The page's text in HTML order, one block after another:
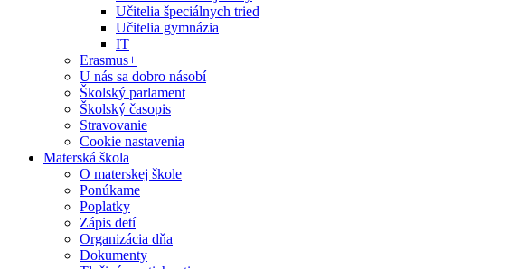
Učitelia špeciálnych tried
Učitelia gymnázia
IT
Erasmus+
U nás sa dobro násobí
Školský parlament
Školský časopis
Stravovanie
Cookie nastavenia
Materská škola
O materskej škole
Ponúkame
Poplatky
Zápis detí
Organizácia dňa
Dokumenty